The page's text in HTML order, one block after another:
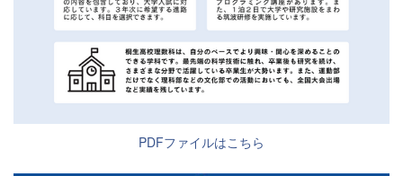
PDFファイルはこちら